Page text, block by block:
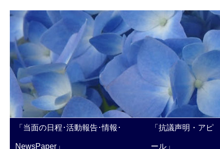
「当面の日程･活動報告･情報･
NewsPaper」
「抗議声明・アピ
ール」